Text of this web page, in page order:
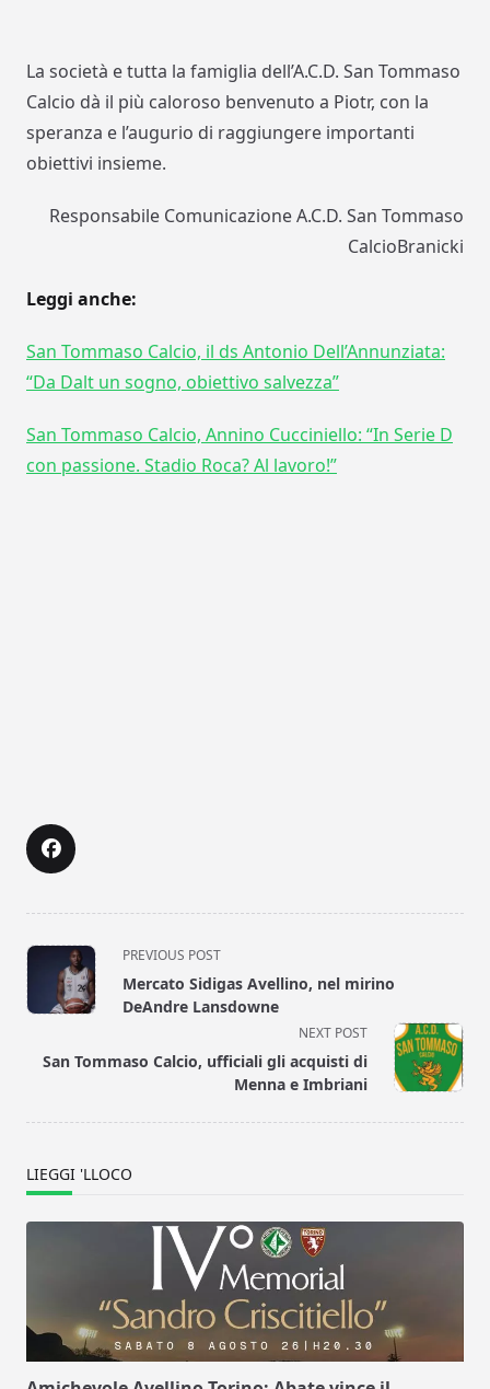
La società e tutta la famiglia dell’A.C.D. San Tommaso
Calcio dà il più caloroso benvenuto a Piotr, con la
speranza e l’augurio di raggiungere importanti
obiettivi insieme.
Responsabile Comunicazione A.C.D. San Tommaso
CalcioBranicki
Leggi anche:
San Tommaso Calcio, il ds Antonio Dell’Annunziata:
“Da Dalt un sogno, obiettivo salvezza”
San Tommaso Calcio, Annino Cucciniello: “In Serie D
con passione. Stadio Roca? Al lavoro!”
<span
class="nav-
subtitle
reader-
PREVIOUS POST
Mercato Sidigas Avellino, nel mirino
DeAndre Lansdowne
NEXT POST
San Tommaso Calcio, ufficiali gli acquisti di
Menna e Imbriani
LIEGGI 'LLOCO